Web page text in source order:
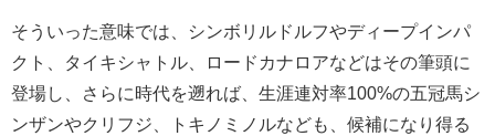
そういった意味では、シンボリルドルフやディープインパ
クト、タイキシャトル、ロードカナロアなどはその筆頭に
登場し、さらに時代を遡れば、生涯連対率100%の五冠馬シ
ンザンやクリフジ、トキノミノルなども、候補になり得る